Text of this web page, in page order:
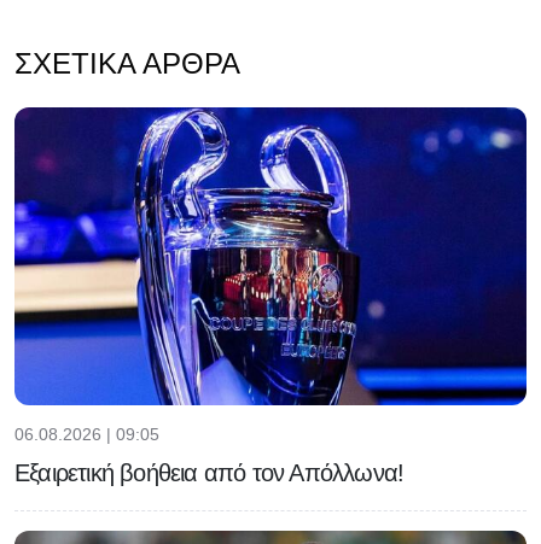
ΣΧΕΤΙΚΆ ΆΡΘΡΑ
06.08.2026 | 09:05
Εξαιρετική βοήθεια από τον Απόλλωνα!